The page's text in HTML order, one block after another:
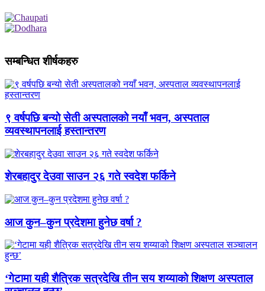
सम्बन्धित शीर्षकहरु
९ वर्षपछि बन्यो सेती अस्पतालको नयाँ भवन, अस्पताल
व्यवस्थापनलाई हस्तान्तरण
शेरबहादुर देउवा साउन २६ गते स्वदेश फर्किने
आज कुन–कुन प्रदेशमा हुनेछ वर्षा ?
‘गेटामा यही शैत्रिक सत्रदेखि तीन सय शय्याको शिक्षण अस्पताल